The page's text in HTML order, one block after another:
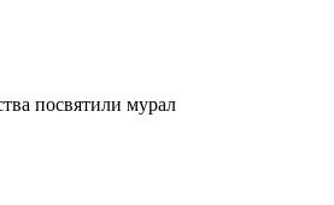
посвятили мурал